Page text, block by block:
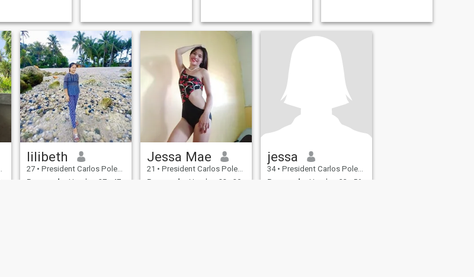
lilibeth
27 • President Carlos Polestico Garcia, Bohol, Filipinas
Buscando:
Hombre 27 - 47
Jessa Mae
21 • President Carlos Polestico Garcia, Bohol, Filipinas
Buscando:
Hombre 22 - 39
jessa
34 • President Carlos Polestico Garcia, Bohol, Filipinas
Buscando:
Hombre 33 - 56